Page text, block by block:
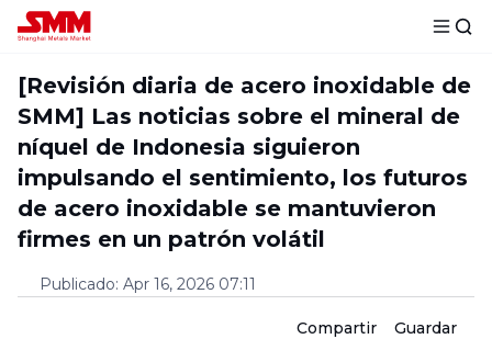
[Revisión diaria de acero inoxidable de
SMM] Las noticias sobre el mineral de
níquel de Indonesia siguieron
impulsando el sentimiento, los futuros
de acero inoxidable se mantuvieron
firmes en un patrón volátil
Publicado: Apr 16, 2026 07:11
Compartir Guardar